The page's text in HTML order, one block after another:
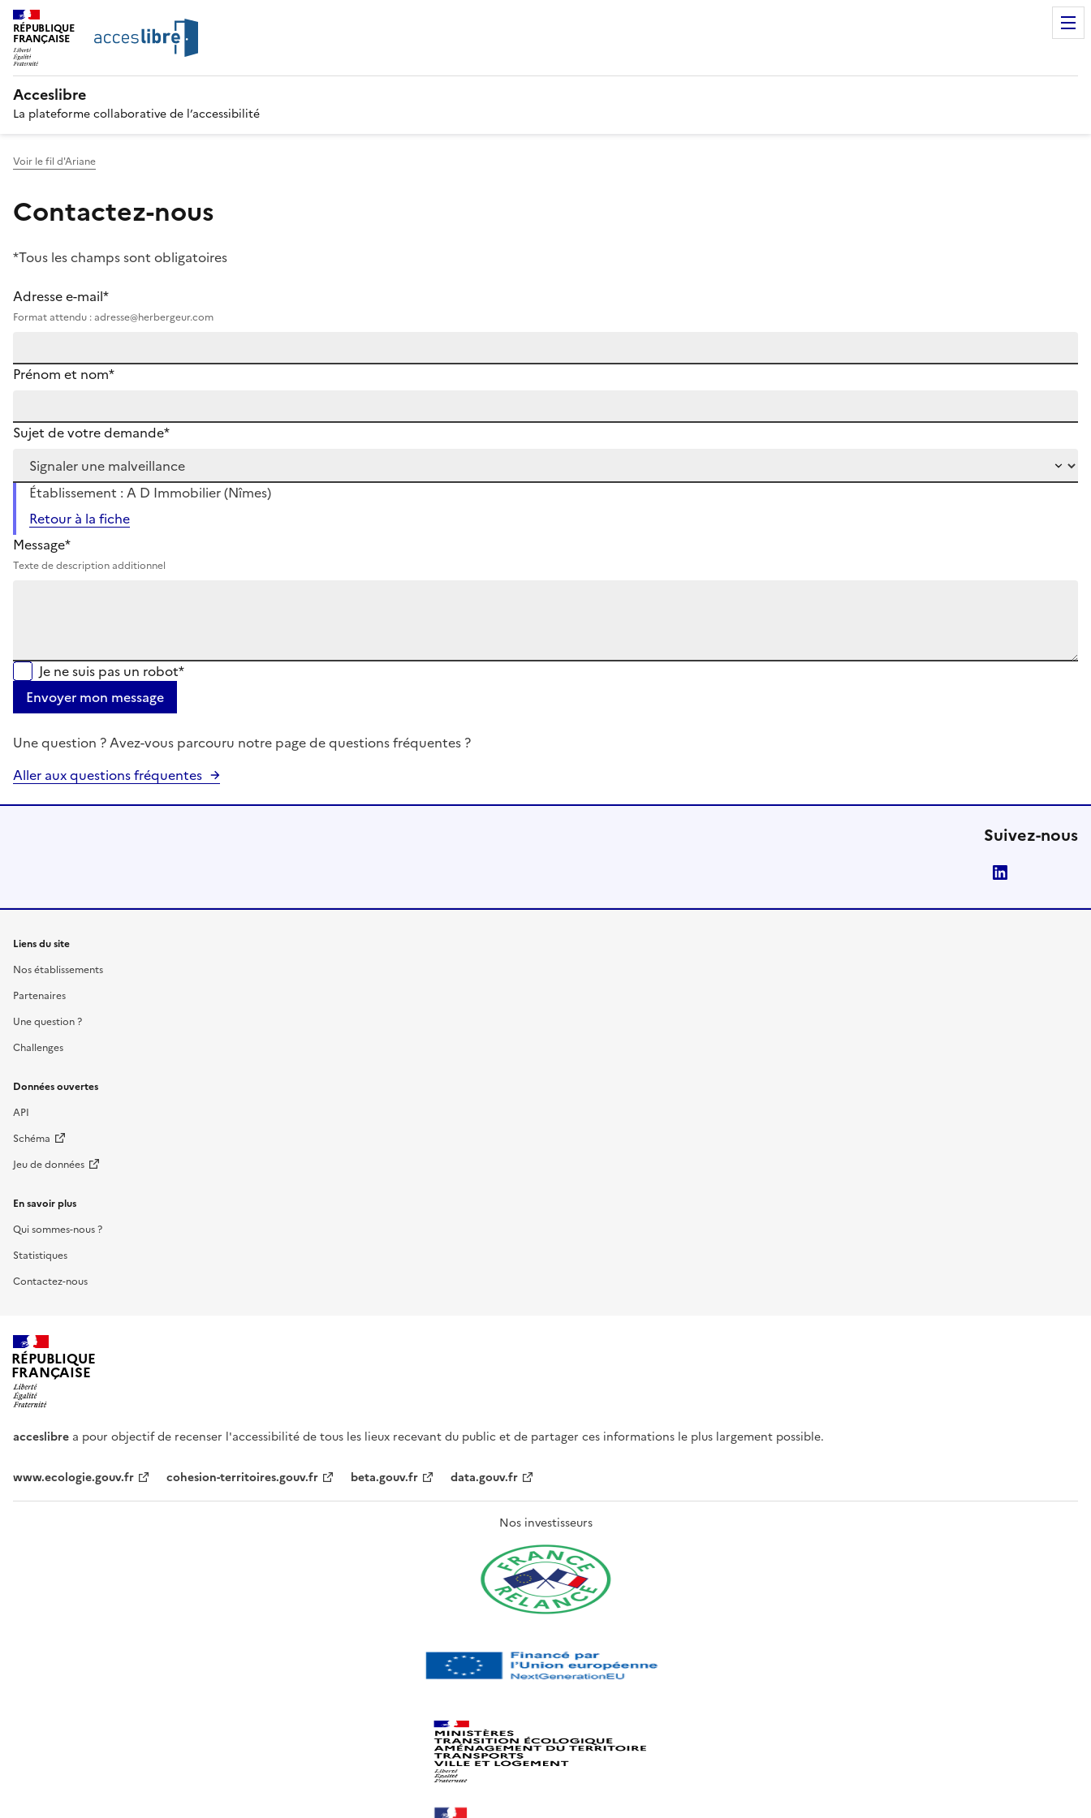
RÉPUBLIQUE
FRANÇAISE
Acceslibre
La plateforme collaborative de l’accessibilité
Voir le fil d'Ariane
Contactez-nous
*Tous les champs sont obligatoires
Adresse e-mail*
Format attendu : adresse@herbergeur.com
Prénom et nom*
Sujet de votre demande*
Établissement : A D Immobilier (Nîmes)
Retour à la fiche
Message*
Texte de description additionnel
Je ne suis pas un robot*
Envoyer mon message
Une question ? Avez-vous parcouru notre page de questions fréquentes ?
Aller aux questions fréquentes
Suivez-nous
Liens du site
Nos établissements
Partenaires
Une question ?
Challenges
Données ouvertes
API
Schéma
Jeu de données
En savoir plus
Qui sommes-nous ?
Statistiques
Contactez-nous
RÉPUBLIQUE
FRANÇAISE
acceslibre a pour objectif de recenser l'accessibilité de tous les lieux recevant du public et de partager ces informations le plus largement possible.
www.ecologie.gouv.fr cohesion-territoires.gouv.fr beta.gouv.fr data.gouv.fr
Nos investisseurs